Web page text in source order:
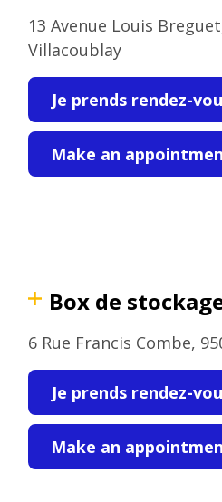
13 Avenue Louis
Villacoublay
Je prends rendez-
Make an
Box de
6 Rue Francis Combe,
Je prends rendez-
Make an